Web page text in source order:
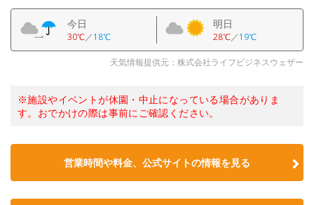
今日
30℃／18℃
明日
28℃／19℃
天気情報提供元：株式会社ライフビジネスウェザー
※施設やイベントが休園・中止になっている場合がありま
す。おでかけの際は事前にご確認ください。
営業時間や料金、公式サイトの情報を見る